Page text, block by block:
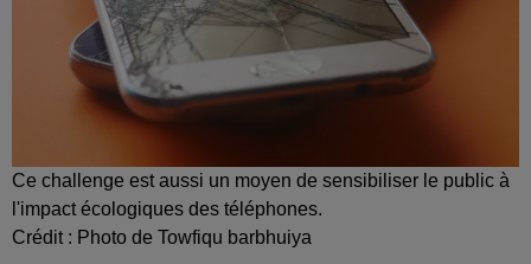
Ce challenge est aussi un moyen de sensibiliser le public à
l'impact écologiques des téléphones.
Crédit : Photo de Towfiqu barbhuiya